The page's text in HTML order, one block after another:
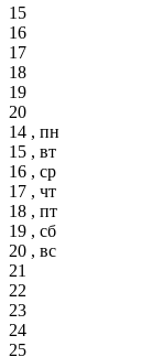
15
16
17
18
19
20
14 , пн
15 , вт
16 , ср
17 , чт
18 , пт
19 , сб
20 , вс
21
22
23
24
25